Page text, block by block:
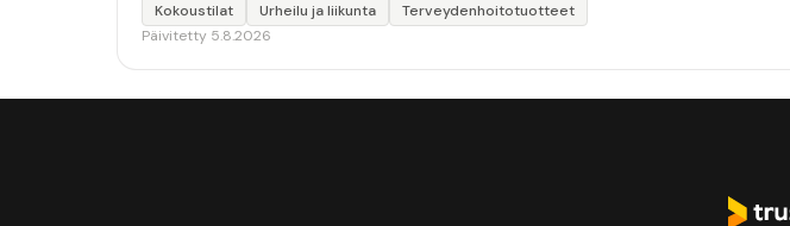
Kokoustilat Urheilu ja liikunta
Terveydenhoitotuotteet
Päivitetty 5.8.2026